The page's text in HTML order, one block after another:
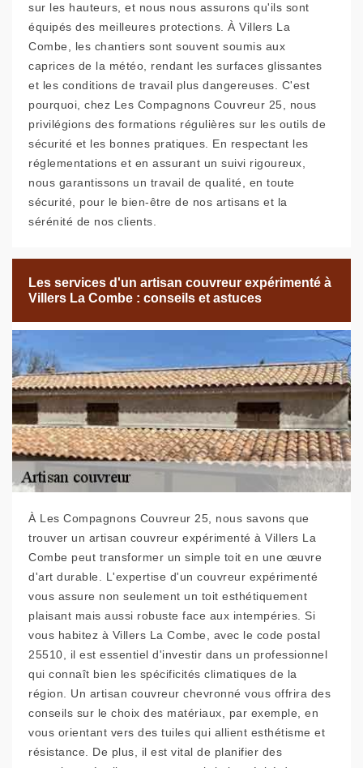
sur les hauteurs, et nous nous assurons qu'ils sont
équipés des meilleures protections. À Villers La
Combe, les chantiers sont souvent soumis aux
caprices de la météo, rendant les surfaces glissantes
et les conditions de travail plus dangereuses. C'est
pourquoi, chez Les Compagnons Couvreur 25, nous
privilégions des formations régulières sur les outils de
sécurité et les bonnes pratiques. En respectant les
réglementations et en assurant un suivi rigoureux,
nous garantissons un travail de qualité, en toute
sécurité, pour le bien-être de nos artisans et la
sérénité de nos clients.
Les services d'un artisan couvreur expérimenté à
Villers La Combe : conseils et astuces
À Les Compagnons Couvreur 25, nous savons que
trouver un artisan couvreur expérimenté à Villers La
Combe peut transformer un simple toit en une œuvre
d'art durable. L'expertise d'un couvreur expérimenté
vous assure non seulement un toit esthétiquement
plaisant mais aussi robuste face aux intempéries. Si
vous habitez à Villers La Combe, avec le code postal
25510, il est essentiel d'investir dans un professionnel
qui connaît bien les spécificités climatiques de la
région. Un artisan couvreur chevronné vous offrira des
conseils sur le choix des matériaux, par exemple, en
vous orientant vers des tuiles qui allient esthétisme et
résistance. De plus, il est vital de planifier des